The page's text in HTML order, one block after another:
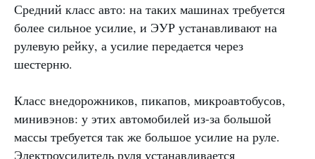
Средний класс авто: на таких машинах требуется
более сильное усилие, и ЭУР устанавливают на
рулевую рейку, а усилие передается через
шестерню.
Класс внедорожников, пикапов, микроавтобусов,
минивэнов: у этих автомобилей из-за большой
массы требуется так же большое усилие на руле.
Электроусилитель руля устанавливается